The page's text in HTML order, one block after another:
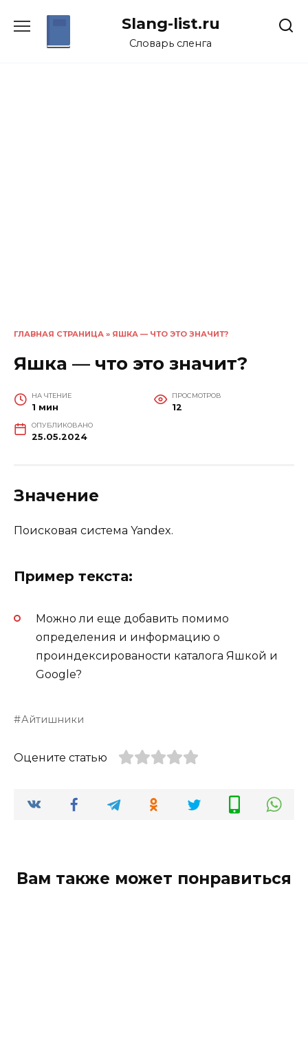
Slang-list.ru
Словарь сленга
ГЛАВНАЯ СТРАНИЦА » ЯШКА — ЧТО ЭТО ЗНАЧИТ?
Яшка — что это значит?
НА ЧТЕНИЕ
1 мин
ПРОСМОТРОВ
12
ОПУБЛИКОВАНО
25.05.2024
Значение
Поисковая система Yandex.
Пример текста:
Можно ли еще добавить помимо
определения и информацию о
проиндексированости каталога Яшкой и
Google?
Айтишники
Оцените статью
Вам также может понравиться